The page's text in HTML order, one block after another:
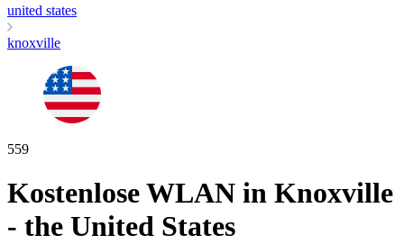
united states
knoxville
559
Kostenlose WLAN in Knoxville
- the United States